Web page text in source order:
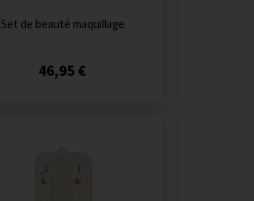
Set de beauté maquillage
46,95 €